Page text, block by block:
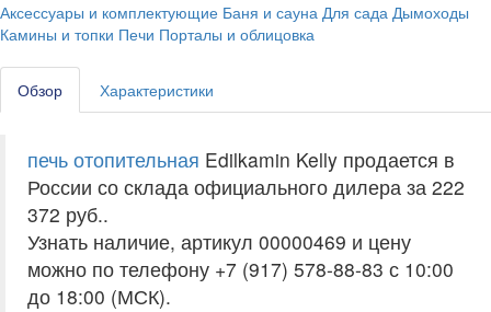
Аксессуары и комплектующие Баня и сауна Для сада Дымоходы
Камины и топки Печи Порталы и облицовка
Обзор Характеристики
печь отопительная Edilkamin Kelly продается в
России со склада официального дилера за 222
372 руб..
Узнать наличие, артикул 00000469 и цену
можно по телефону +7 (917) 578-88-83 с 10:00
до 18:00 (МСК).